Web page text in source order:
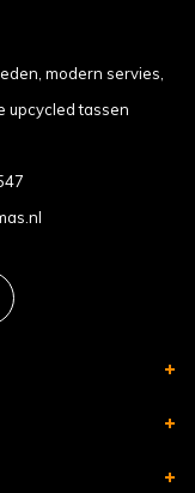
modern servies,
upcycled tassen